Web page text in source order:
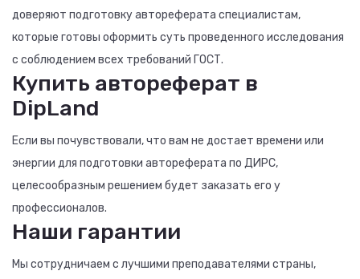
доверяют подготовку автореферата специалистам,
которые готовы оформить суть проведенного исследования
с соблюдением всех требований ГОСТ.
Купить автореферат в
DipLand
Если вы почувствовали, что вам не достает времени или
энергии для подготовки автореферата по ДИРС,
целесообразным решением будет заказать его у
профессионалов.
Наши гарантии
Мы сотрудничаем с лучшими преподавателями страны,